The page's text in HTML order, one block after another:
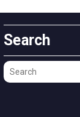
Search